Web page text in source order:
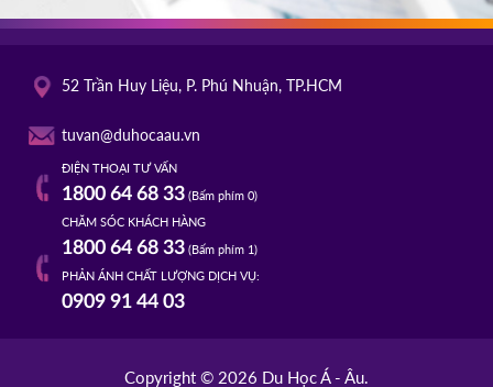
52 Trần Huy Liệu, P. Phú Nhuận, TP.HCM
tuvan@duhocaau.vn
ĐIỆN THOẠI TƯ VẤN
1800 64 68 33(Bấm phím 0)
CHĂM SÓC KHÁCH HÀNG
1800 64 68 33(Bấm phím 1)
PHẢN ÁNH CHẤT LƯỢNG DỊCH VỤ:
0909 91 44 03
Copyright © 2026 Du Học Á - Âu.